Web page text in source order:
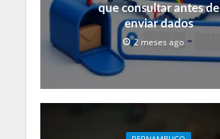
que consultar antes de
enviar dados
2 meses ago